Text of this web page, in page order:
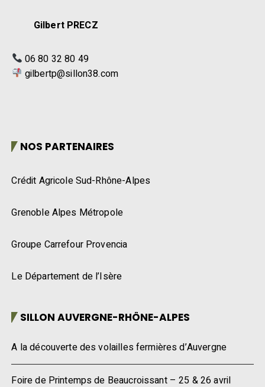
Gilbert PRECZ
06 80 32 80 49
gilbertp@sillon38.com
NOS PARTENAIRES
Crédit Agricole Sud-Rhône-Alpes
Grenoble Alpes Métropole
Groupe Carrefour Provencia
Le Département de l’Isère
SILLON AUVERGNE-RHÔNE-ALPES
A la découverte des volailles fermières d’Auvergne
Foire de Printemps de Beaucroissant – 25 & 26 avril